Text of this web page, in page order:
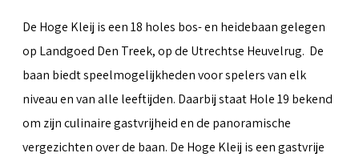
De Hoge Kleij is een 18 holes bos- en heidebaan gelegen
op Landgoed Den Treek, op de Utrechtse Heuvelrug. De
baan biedt speelmogelijkheden voor spelers van elk
niveau en van alle leeftijden. Daarbij staat Hole 19 bekend
om zijn culinaire gastvrijheid en de panoramische
vergezichten over de baan. De Hoge Kleij is een gastvrije